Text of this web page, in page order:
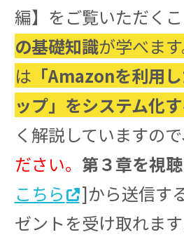
編】をご覧いただく
の基礎知識が学べま
は 「Amazonを利用
ップ」をシステム化
く解説していますので
ださい。 第３章を視
こちら
]から送信す
ゼントを受け取れま